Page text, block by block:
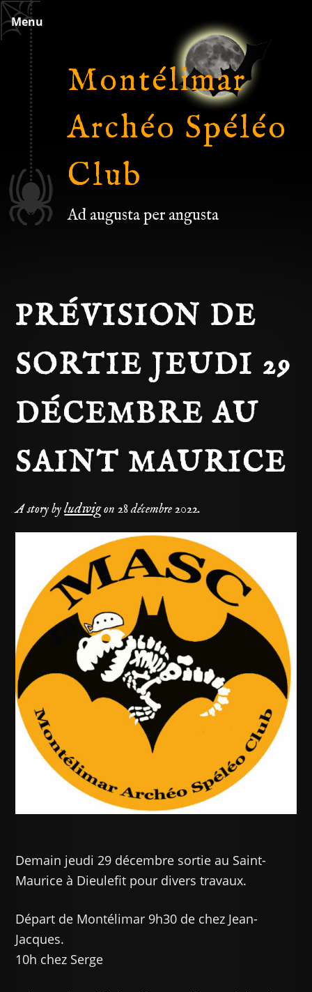
Skip
to
content
Menu
Montélimar
Archéo Spéléo
Club
Ad augusta per angusta
PRÉVISION DE
SORTIE JEUDI 29
DÉCEMBRE AU
SAINT MAURICE
A story byludwigon28 décembre 2022.
Demain jeudi 29 décembre sortie au Saint-
Maurice à Dieulefit pour divers travaux.
Départ de Montélimar 9h30 de chez Jean-
Jacques.
10h chez Serge